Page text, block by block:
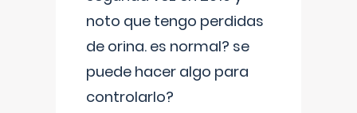
noto que tengo perdidas
de orina. es normal? se
puede hacer algo para
controlarlo?